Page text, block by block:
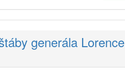
generála Lorence